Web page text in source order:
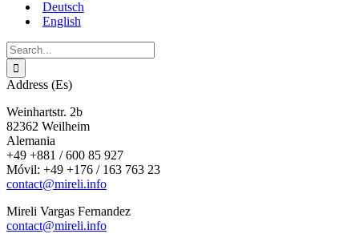
Deutsch
English
Search
for:
Address (Es)
Weinhartstr. 2b
82362 Weilheim
Alemania
+49 +881 / 600 85 927
Móvil: +49 +176 / 163 763 23
contact@mireli.info
Mireli Vargas Fernandez
contact@mireli.info